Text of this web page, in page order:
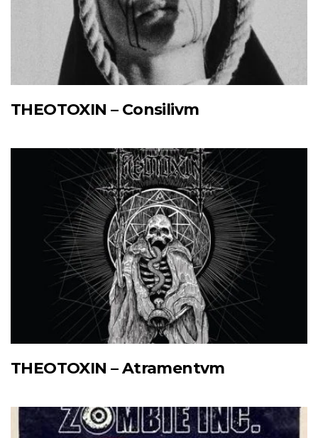
THEOTOXIN – Consilivm
THEOTOXIN – Atramentvm